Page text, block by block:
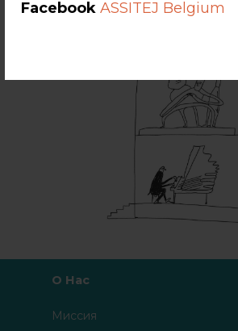
Facebook ASSITEJ Belgium
О Нас
Миссия